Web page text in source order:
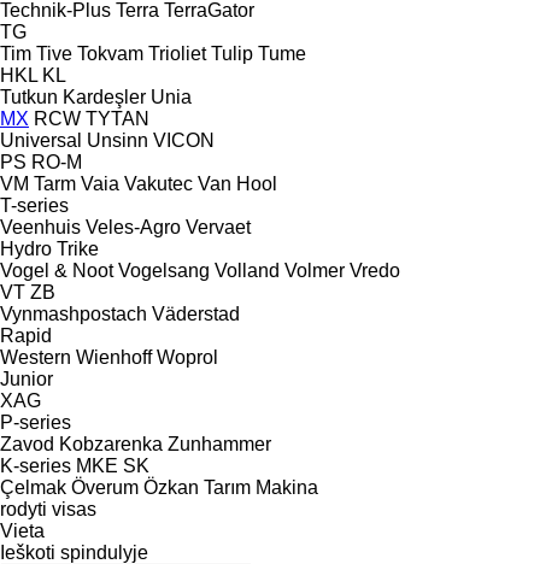
Technik-Plus Terra TerraGator
TG
Tim Tive Tokvam Trioliet Tulip Tume
HKL KL
Tutkun Kardeşler Unia
MX RCW TYTAN
Universal Unsinn VICON
PS RO-M
VM Tarm Vaia Vakutec Van Hool
T-series
Veenhuis Veles-Agro Vervaet
Hydro Trike
Vogel & Noot Vogelsang Volland Volmer Vredo
VT ZB
Vynmashpostach Väderstad
Rapid
Western Wienhoff Woprol
Junior
XAG
P-series
Zavod Kobzarenka Zunhammer
K-series MKE SK
Çelmak Överum Özkan Tarım Makina
rodyti visas
Vieta
Ieškoti spindulyje